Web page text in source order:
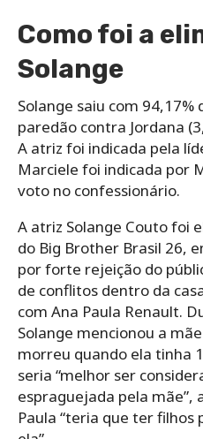
Como foi a
Solange
Solange saiu com 94,17%
paredão contra Jordana
A atriz foi indicada pela
Marciele foi indicada por
voto no confessionário.
A atriz Solange Couto foi
do Big Brother Brasil 26,
por forte rejeição do
de conflitos dentro da
com Ana Paula Renault.
Solange mencionou a
morreu quando ela tinha
seria “melhor ser
espraguejada pela mãe”,
Paula “teria que ter filhos